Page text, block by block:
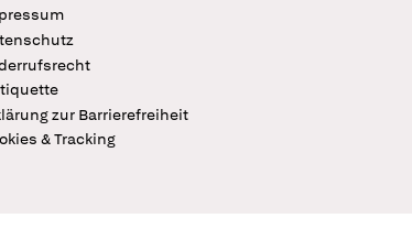
zur Barrierefreiheit
& Tracking